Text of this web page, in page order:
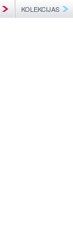
KOLEKCIJAS